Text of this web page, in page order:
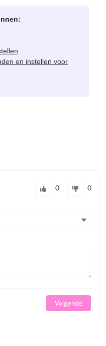
en instellen voor
0 0
Volgende